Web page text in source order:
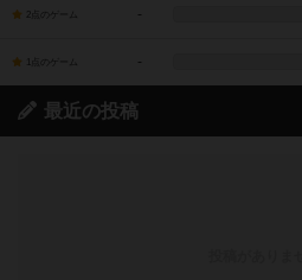
2点のゲーム -
1点のゲーム -
最近の投稿